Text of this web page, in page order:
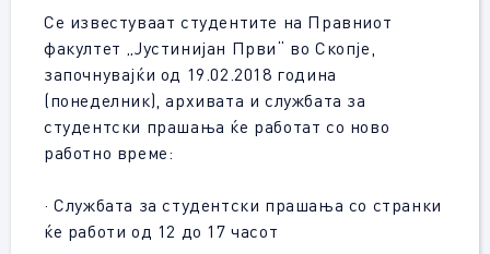
Се известуваат студентите на Правниот
факултет „Јустинијан Први“ во Скопјe,
започнувајќи од 19.02.2018 година
(понеделник), архивата и службата за
студентски прашања ќе работат со ново
работно време:
· Службата за студентски прашања со странки
ќе работи од 12 до 17 часот